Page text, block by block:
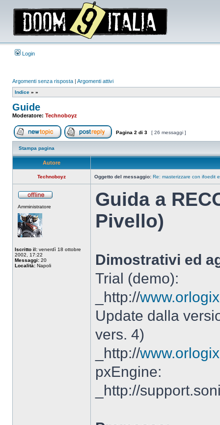
Login
Argomenti senza risposta | Argomenti attivi
Indice » »
Guide
Moderatore: Technoboyz
Apri un nuovo argomentoRispondi all’argomento
Pagina 2 di 3 [ 26 messaggi ]
Stampa pagina
Autore
Technoboyz Oggetto del messaggio: Re: masterizzare con ifoedit
Amministratore
Iscritto il: venerdì 18 ottobre
2002, 17:22
Messaggi: 20
Località: Napoli
Guida a
Pivello)
Dimostrativi ed
Trial (demo):
_http://
Update dalla
vers. 4)
_http://
pxEngine:
_http://